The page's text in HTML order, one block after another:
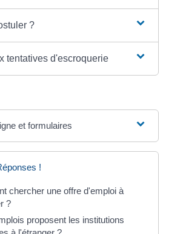
?
tentatives d'escroquerie
et formulaires
!
chercher une offre d'emploi à
?
proposent les institutions